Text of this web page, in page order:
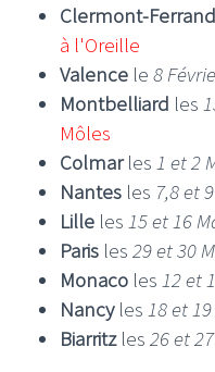
Clermont-Ferrand
à l'Oreille
Valence le 8
Montbelliard les
Môles
Colmarles 1 et 2
Nantes les 7,8 et
Lille les 15 et 16
Paris les 29 et 30
Monaco les 12 et
Nancyles 18 et
Biarritzles 26 et